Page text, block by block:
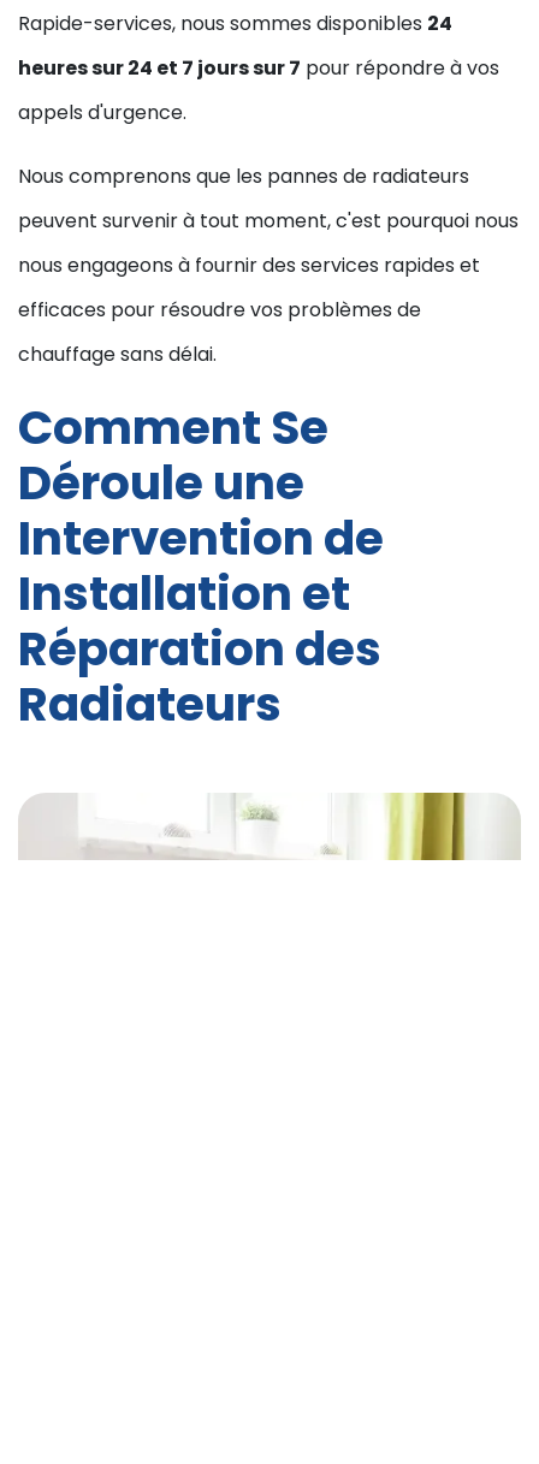
Rapide-services, nous sommes disponibles 24
heures sur 24 et 7 jours sur 7 pour répondre à vos
appels d'urgence.
Nous comprenons que les pannes de radiateurs
peuvent survenir à tout moment, c'est pourquoi nous
nous engageons à fournir des services rapides et
efficaces pour résoudre vos problèmes de
chauffage sans délai.
Comment Se
Déroule une
Intervention de
Installation et
Réparation des
Radiateurs